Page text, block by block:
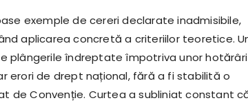
exemple de cereri declarate inadmisibile,
aplicarea concretă a criteriilor teoretice.
plângerile îndreptate împotriva unor hotărâri
erori de drept național, fără a fi stabilită o
de Convenție. Curtea a subliniat constant